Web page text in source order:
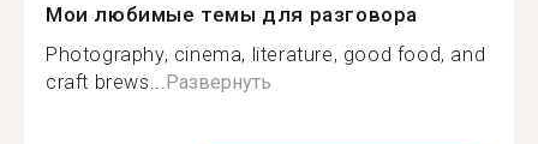
Мои любимые темы для разговора
Photography, cinema, literature, good food, and
craft brews... Развернуть